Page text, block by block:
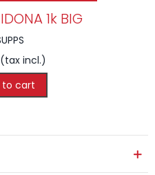
1k BIG
(tax incl.)
to cart